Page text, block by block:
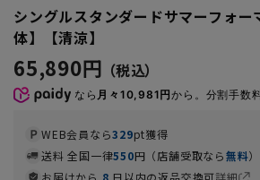
シングルスタンダードサマーフォ
体】【清涼】
65,890円
なら 月々10,981円から。分割手数
WEB会員なら329pt獲得
送料 全国一律550円（店舗受取なら無料）
お届けから 8 日以内の返品交換可詳細